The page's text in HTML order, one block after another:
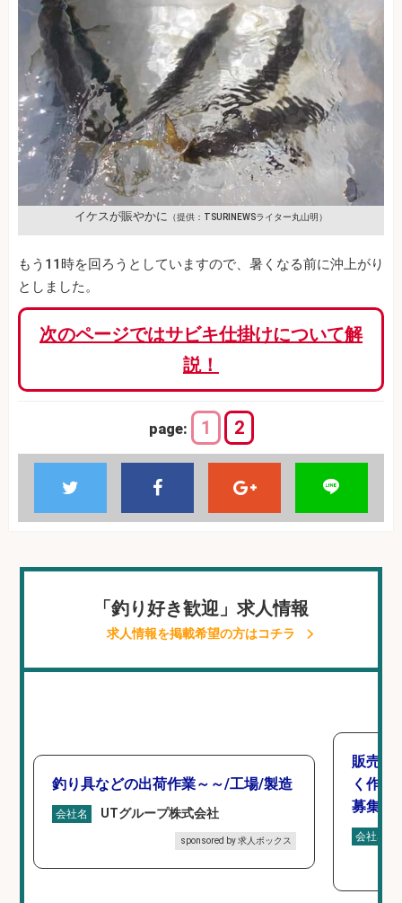
イケスが賑やかに （提供：TSURINEWSライター丸山明）
もう11時を回ろうとしていますので、暑くなる前に沖上がり
としました。
次のページではサビキ仕掛けについて解
説！
page: 1 2
「釣り好き歓迎」求人情報
求人情報を掲載希望の方はコチラ
釣り具などの出荷作業～～/工場/製造
会社名 UTグループ株式会社
sponsored by 求人ボックス
販売ス
く作業
募集/
会社名